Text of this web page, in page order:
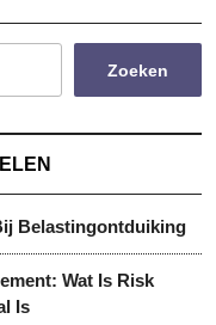
Zoeken
Belastingontduiking
Wat Is Risk
Is